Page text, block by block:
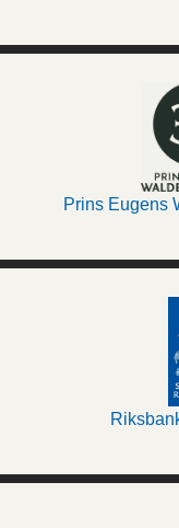
Prins Eugens